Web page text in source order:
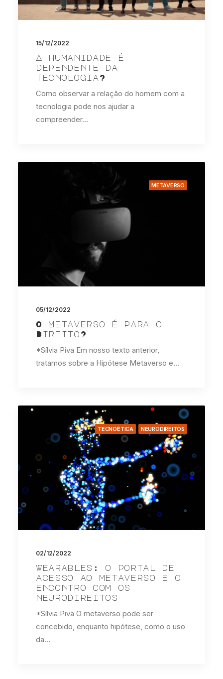
15/12/2022
A humanidade é
dependente da
tecnologia?
Como observar a relação do homem com a
tecnologia pode nos ajudar a
compreender…
METAVERSO
05/12/2022
O Metaverso é para o
Direito?
*Sílvia Piva Em nosso texto anterior,
tratamos sobre a Hipótese Metaverso e…
TECNOÉTICA NEURODIREITOS
02/12/2022
Wearables: o portal de
acesso ao metaverso e o
encontro com os
neurodireitos
*Sílvia Piva O metaverso pode ser
concebido, enquanto hipótese, como o uso
da…